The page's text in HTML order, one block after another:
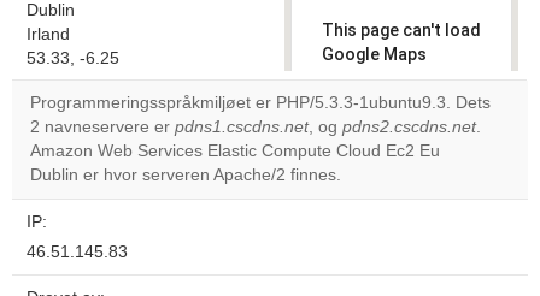
Dublin
Irland
53.33, -6.25
This page can't load
Google Maps
correctly.
Do you
own this
Programmeringsspråkmiljøet er PHP/5.3.3-1ubuntu9.3. Dets
2 navneservere er pdns1.cscdns.net, og pdns2.cscdns.net.
Amazon Web Services Elastic Compute Cloud Ec2 Eu
Dublin er hvor serveren Apache/2 finnes.
IP:
46.51.145.83